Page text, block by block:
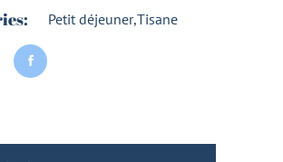
Petit déjeuner,Tisane